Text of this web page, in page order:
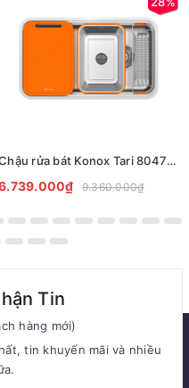
Chậu rửa bát Konox Tari 8047SU
9.360.000₫
Tin
hàng mới)
tin khuyến mãi và nhiều